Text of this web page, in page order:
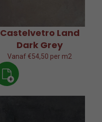
Castelvetro Land
Dark Grey
Vanaf €54,50 per m2
+